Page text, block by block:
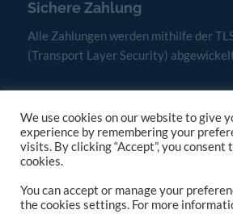
Sichere Zahlung
Alle Zahlungen werden mithilfe der
(Transport Layer Security)
We use cookies on our website to give
experience by remembering your
visits. By clicking “Accept”, you consent
cookies.
You can accept or manage your
the cookies settings. For more